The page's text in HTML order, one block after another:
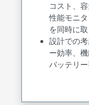
コスト、容
性能モニ
を同時に
設計での
ー効率、
バッテリ